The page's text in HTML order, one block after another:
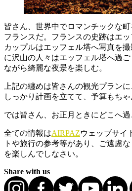
皆さん、世界中でロマンチックな
フランスだ。フランスの史跡はエ
カップルはエッフェル塔へ写真を
に沢山の人々はエッフェル塔へ過
ながら綺麗な夜景を楽しむ。
上記の纏めは皆さんの観光プラン
しっかり計画を立てて、予算もちゃ
では皆さん、お正月ときにどこへ
全ての情報はAIRPAZウェッブサイ
トや旅行の参考等があり、ご遠慮
を楽しんでしなさい。
Share with us